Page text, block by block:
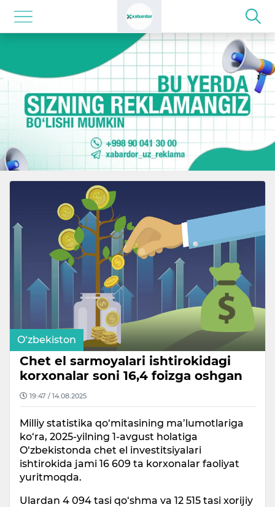
O‘zbekiston
Chet el sarmoyalari ishtirokidagi
korxonalar soni 16,4 foizga oshgan
19:47 / 14.08.2025
Milliy statistika qo‘mitasining ma’lumotlariga
ko‘ra, 2025-yilning 1-avgust holatiga
O‘zbekistonda chet el investitsiyalari
ishtirokida jami 16 609 ta korxonalar faoliyat
yuritmoqda.
Ulardan 4 094 tasi qo‘shma va 12 515 tasi xorijiy